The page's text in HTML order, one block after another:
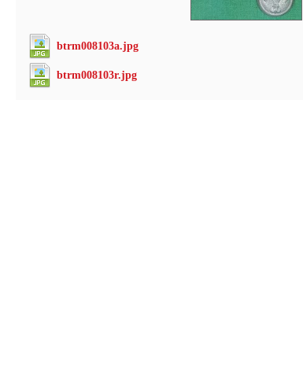
btrm008103a.jpg
btrm008103r.jpg